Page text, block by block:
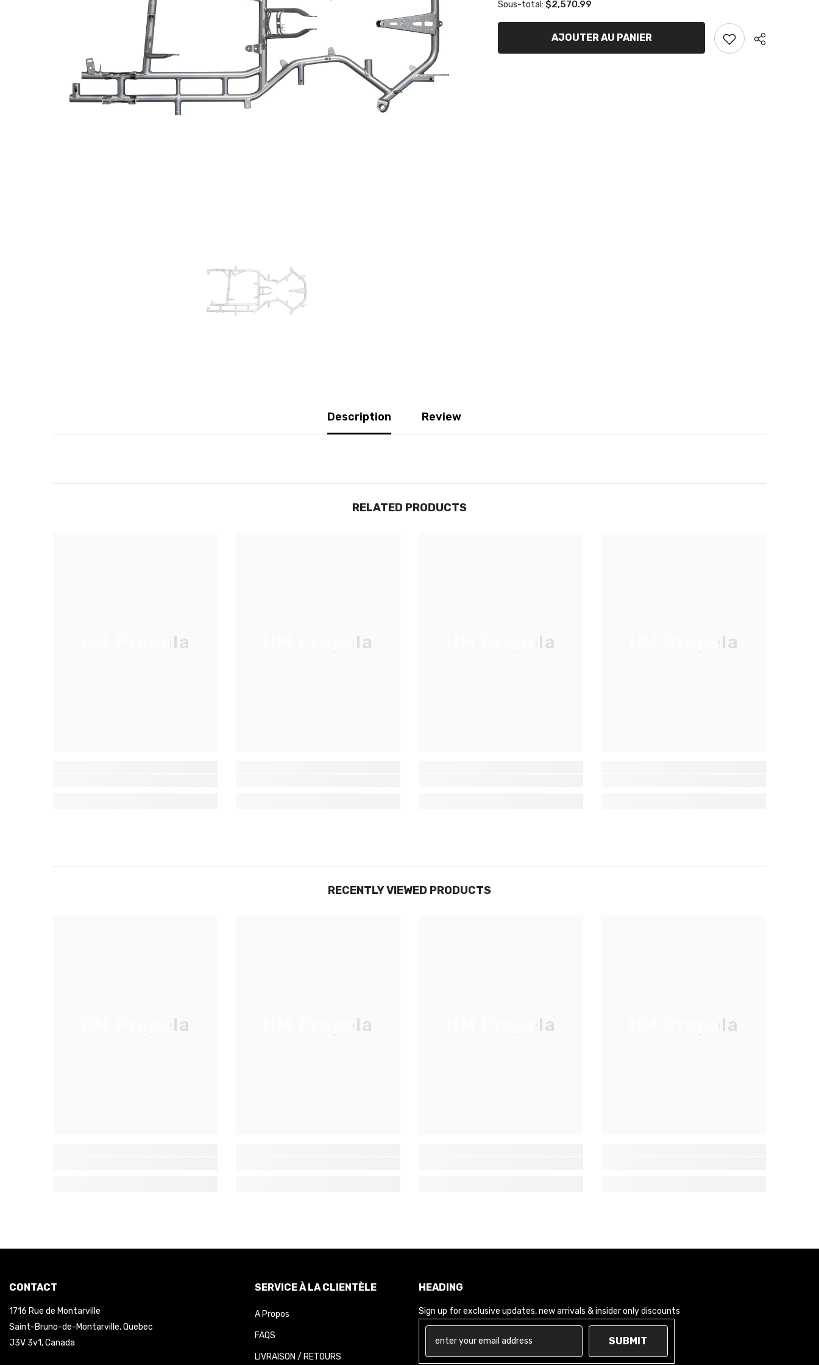
de
KR1
de
KR1
Sous-total:$2,570.99
AJOUTER AU PANIER
Description Review
RELATED PRODUCTS
HM Propela HM Propela HM Propela HM Propela
RECENTLY VIEWED PRODUCTS
HM Propela HM Propela HM Propela HM Propela
CONTACT
1716 Rue de Montarville
Saint-Bruno-de-Montarville, Quebec
J3V 3v1, Canada
SERVICE À LA CLIENTÈLE
A Propos
FAQS
LIVRAISON / RETOURS
HEADING
Sign up for exclusive updates, new arrivals & insider only discounts
SUBMIT
exclusives, nouveautés et réductions